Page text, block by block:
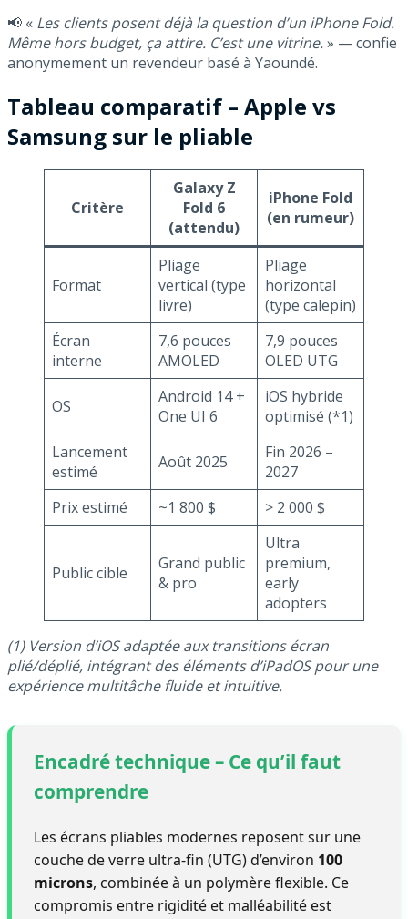
📢 « Les clients posent déjà la question d’un iPhone Fold.
Même hors budget, ça attire. C’est une vitrine.» — confie
anonymement un revendeur basé à Yaoundé.
Tableau comparatif – Apple vs
Samsung sur le pliable
Critère
Galaxy Z
Fold 6
(attendu)
iPhone Fold
(en rumeur)
Format
Pliage
vertical (type
livre)
Pliage
horizontal
(type calepin)
Écran
interne
7,6 pouces
AMOLED
7,9 pouces
OLED UTG
OS
Android 14 +
One UI 6
iOS hybride
optimisé (*1)
Lancement
estimé
Août 2025
Fin 2026 –
2027
Prix estimé
~1 800 $ > 2 000 $
Public cible
Grand public
& pro
Ultra
premium,
early
adopters
(1) Version d’iOS adaptée aux transitions écran
plié/déplié, intégrant des éléments d’iPadOS pour une
expérience multitâche fluide et intuitive.
Encadré technique – Ce qu’il faut
comprendre
Les écrans pliables modernes reposent sur une
couche de verre ultra-fin (UTG) d’environ 100
microns, combinée à un polymère flexible. Ce
compromis entre rigidité et malléabilité est